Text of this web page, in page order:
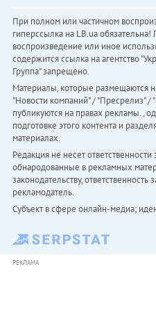
При полном или частичном
гиперссылка на LB.ua
воспроизведение или иное
содержится ссылка на агентство
Группа" запрещено.
Материалы, которые размещаются
"Новости компаний" / "Пресрелиз" /
публикуются на правах рекламы. ,
подготовке этого контента и
материалах.
Редакция не несет
обнародованные в рекламных
законодательству,
рекламодатель.
Субъект в сфере онлайн-медиа;
РЕКЛАМА